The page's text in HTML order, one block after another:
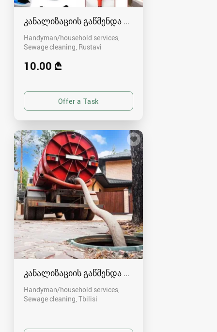
კანალიზაციის გაწმენდა რუსთავში - 591004680
Handyman/household services,
Sewage cleaning Rustavi
10.00 ₾
კანალიზაციის გაწმენდა თბილისი 557554000
Handyman/household services,
Sewage cleaning Tbilisi